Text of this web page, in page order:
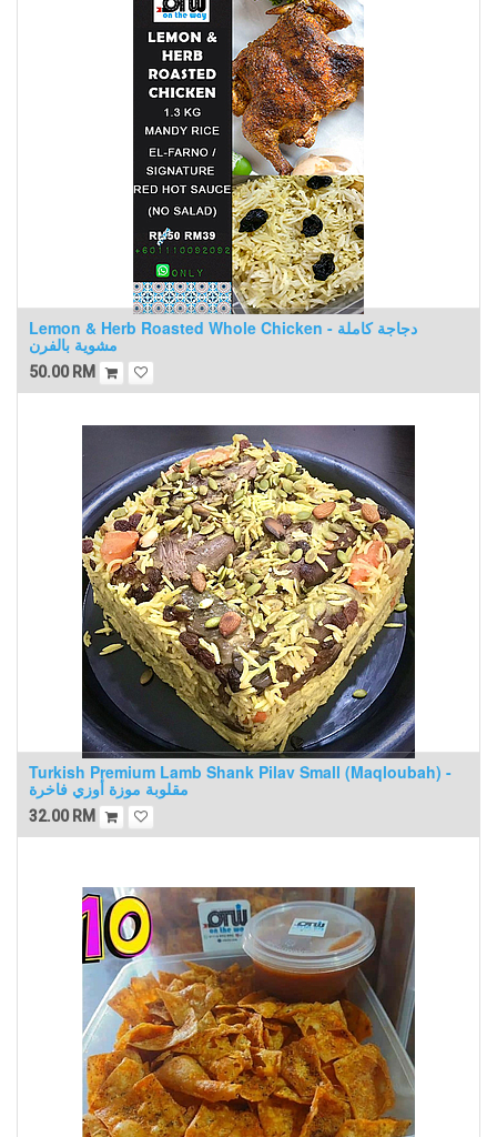
Lemon & Herb Roasted Whole Chicken - دجاجة كاملة
مشوية بالفرن
50.00RM
Turkish Premium Lamb Shank Pilav Small (Maqloubah) -
مقلوبة موزة أوزي فاخرة
32.00RM